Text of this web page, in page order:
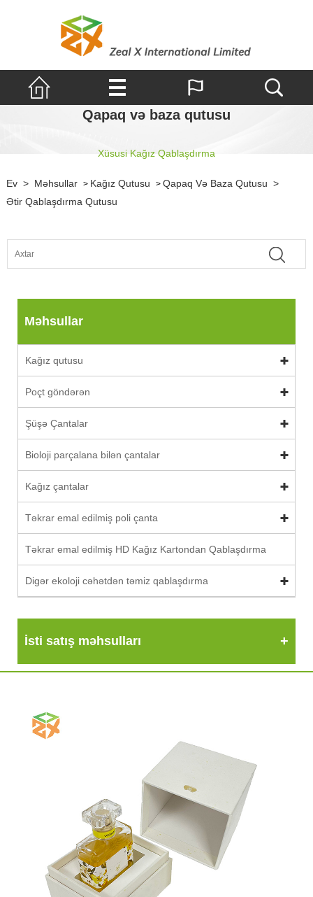
Qapaq və baza qutusu
Xüsusi Kağız Qablaşdırma
Ev > Məhsullar > Kağız Qutusu > Qapaq Və Baza Qutusu >
Ətir Qablaşdırma Qutusu
Məhsullar
Kağız qutusu
Poçt göndərən
Şüşə Çantalar
Bioloji parçalana bilən çantalar
Kağız çantalar
Təkrar emal edilmiş poli çanta
Təkrar emal edilmiş HD Kağız Kartondan Qablaşdırma
Digər ekoloji cəhətdən təmiz qablaşdırma
İsti satış məhsulları